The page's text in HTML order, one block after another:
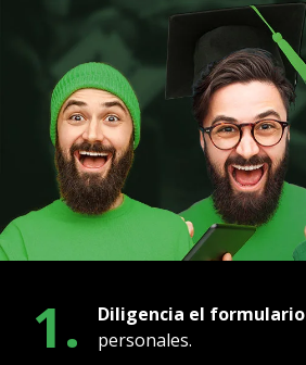
1. Diligencia el formulario
personales.